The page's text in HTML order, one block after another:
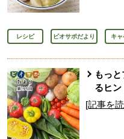
レシピ ビオサポだより キ
もっ
るヒン
[記事を